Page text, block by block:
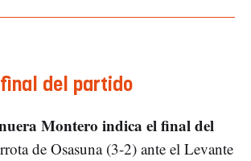
del partido
Montero indica el final del
de Osasuna (3-2) ante el Levante